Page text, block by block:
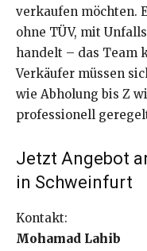
verkaufen möchten.
ohne TÜV, mit
handelt – das Team
Verkäufer müssen
wie Abholung bis Z
professionell
Jetzt Angebot
in Schweinfurt
Kontakt:
Mohamad Lahib